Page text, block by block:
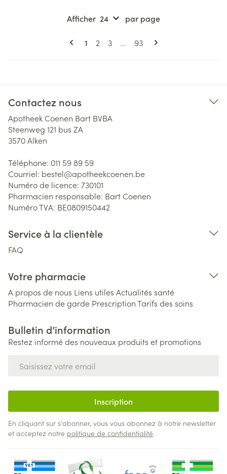
Pages
Vous lisez actuellement la page
1 Page
2 Page
3 ... Page
93
Afficher par page
Contactez nous
Apotheek Coenen Bart BVBA
Steenweg 121 bus ZA
3570Alken
Téléphone: 011 59 89 59
Courriel: bestel@apotheekcoenen.be
Numéro de licence: 730101
Pharmacien responsable: Bart Coenen
Numéro TVA: BE0809150442
Service à la clientèle
FAQ
Votre pharmacie
A propos de nous Liens utiles Actualités santé
Pharmacien de garde PrescriptionTarifs des soins
Bulletin d’information
Restez informé des nouveaux produits et promotions
Inscription
En cliquant sur s'abonner, vous vous abonnez à notre newsletter
et acceptez notre politique de confidentialité.